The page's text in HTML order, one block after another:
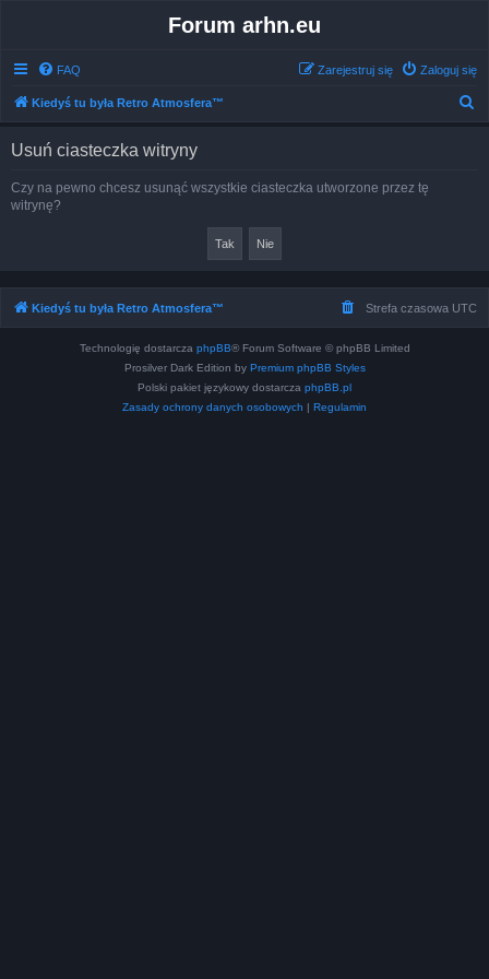
Forum arhn.eu
FAQ Zaloguj się
Zarejestruj się
Kiedyś tu była Retro Atmosfera™
Usuń ciasteczka witryny
Czy na pewno chcesz usunąć wszystkie ciasteczka utworzone przez tę
witrynę?
Kiedyś tu była Retro Atmosfera™ Strefa czasowa UTC
Technologię dostarcza phpBB® Forum Software © phpBB Limited
Prosilver Dark Edition by Premium phpBB Styles
Polski pakiet językowy dostarcza phpBB.pl
Zasady ochrony danych osobowych | Regulamin